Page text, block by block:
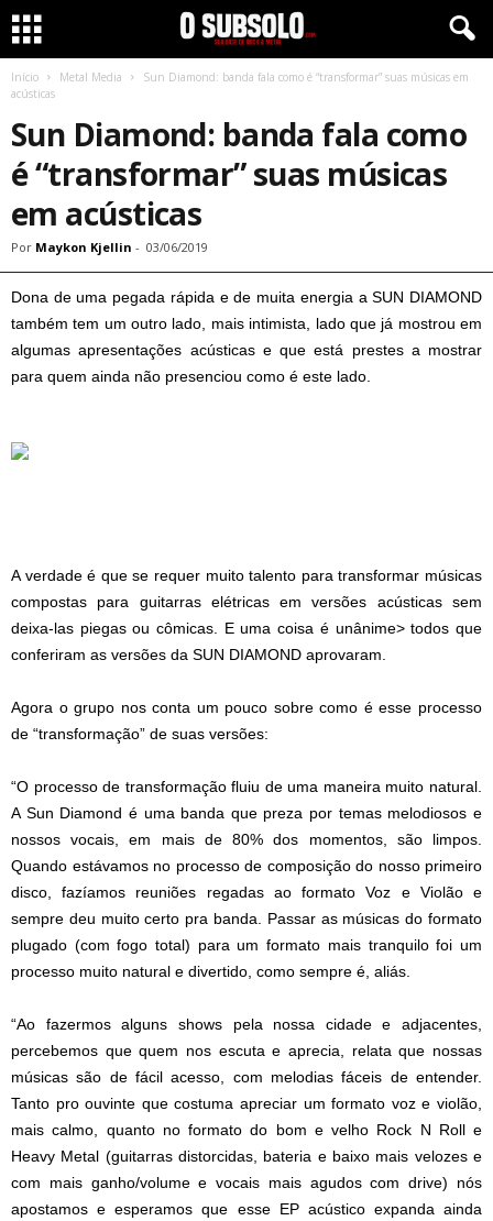
Início Metal Media
Sun Diamond: banda fala como é “transformar” suas músicas em
acústicas
Sun Diamond: banda fala como
é “transformar” suas músicas
em acústicas
Por Maykon Kjellin - 03/06/2019
Dona de uma pegada rápida e de muita energia a SUN DIAMOND
também tem um outro lado, mais intimista, lado que já mostrou em
algumas apresentações acústicas e que está prestes a mostrar
para quem ainda não presenciou como é este lado.
A verdade é que se requer muito talento para transformar músicas
compostas para guitarras elétricas em versões acústicas sem
deixa-las piegas ou cômicas. E uma coisa é unânime> todos que
conferiram as versões da SUN DIAMOND aprovaram.
Agora o grupo nos conta um pouco sobre como é esse processo
de “transformação” de suas versões:
“O processo de transformação fluiu de uma maneira muito natural.
A Sun Diamond é uma banda que preza por temas melodiosos e
nossos vocais, em mais de 80% dos momentos, são limpos.
Quando estávamos no processo de composição do nosso primeiro
disco, fazíamos reuniões regadas ao formato Voz e Violão e
sempre deu muito certo pra banda. Passar as músicas do formato
plugado (com fogo total) para um formato mais tranquilo foi um
processo muito natural e divertido, como sempre é, aliás.
“Ao fazermos alguns shows pela nossa cidade e adjacentes,
percebemos que quem nos escuta e aprecia, relata que nossas
músicas são de fácil acesso, com melodias fáceis de entender.
Tanto pro ouvinte que costuma apreciar um formato voz e violão,
mais calmo, quanto no formato do bom e velho Rock N Roll e
Heavy Metal (guitarras distorcidas, bateria e baixo mais velozes e
com mais ganho/volume e vocais mais agudos com drive) nós
apostamos e esperamos que esse EP acústico expanda ainda